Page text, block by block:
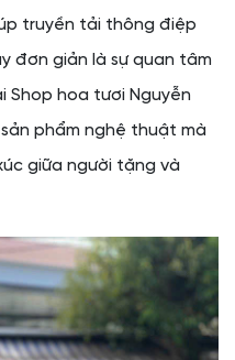
truyền tải thông điệp
đơn giản là sự quan tâm
Shop hoa tươi Nguyễn
phẩm nghệ thuật mà
giữa người tặng và